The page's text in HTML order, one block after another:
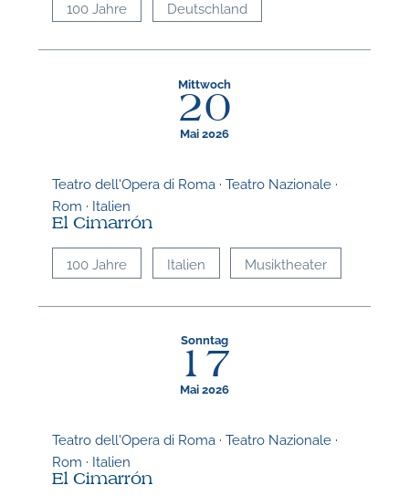
100 Jahre Deutschland
Mittwoch
20
Mai 2026
Teatro dell'Opera di Roma · Teatro Nazionale ·
Rom · Italien
El Cimarrón
100 Jahre Italien Musiktheater
Sonntag
17
Mai 2026
Teatro dell'Opera di Roma · Teatro Nazionale ·
Rom · Italien
El Cimarrón